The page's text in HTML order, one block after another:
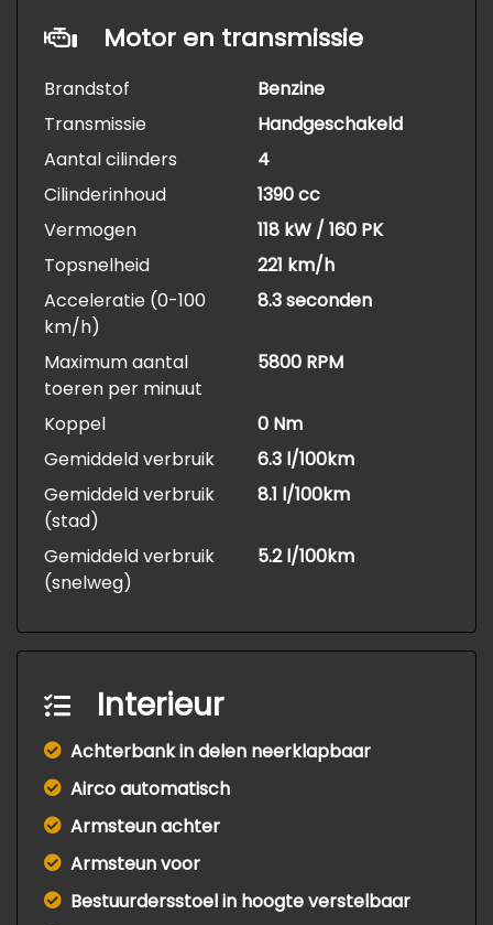
Motor en transmissie
Brandstof
Benzine
Transmissie
Handgeschakeld
Aantal cilinders
4
Cilinderinhoud
1390 cc
Vermogen
118 kW / 160 PK
Topsnelheid
221 km/h
Acceleratie (0-100
km/h)
8.3 seconden
Maximum aantal
toeren per minuut
5800 RPM
Koppel
0 Nm
Gemiddeld verbruik
6.3 l/100km
Gemiddeld verbruik
(stad)
8.1 l/100km
Gemiddeld verbruik
(snelweg)
5.2 l/100km
Interieur
Achterbank in delen neerklapbaar
Airco automatisch
Armsteun achter
Armsteun voor
Bestuurdersstoel in hoogte verstelbaar